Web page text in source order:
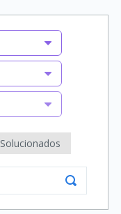
Solucionados